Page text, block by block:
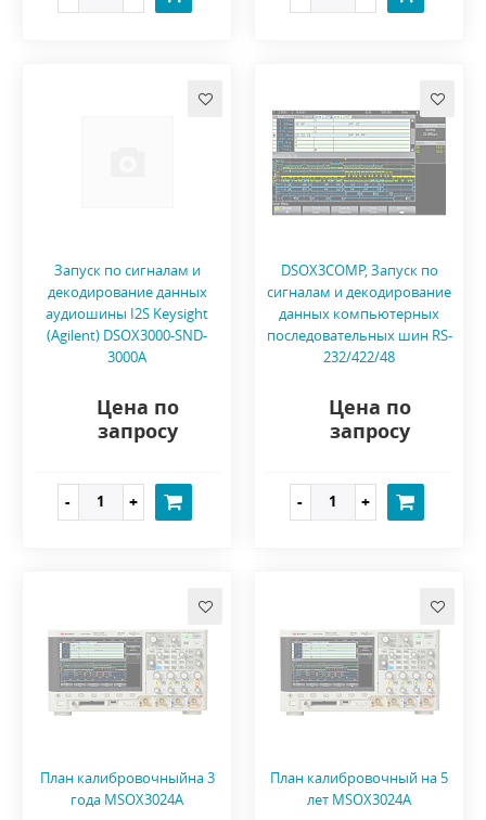
Запуск по сигналам и
декодирование данных
аудиошины I2S Keysight
(Agilent) DSOX3000-SND-
3000A
Цена по
запросу
DSOX3COMP, Запуск по
сигналам и декодирование
данных компьютерных
последовательных шин RS-
232/422/48
Цена по
запросу
План калибровочныйна 3
года MSOX3024A
План калибровочный на 5
лет MSOX3024A